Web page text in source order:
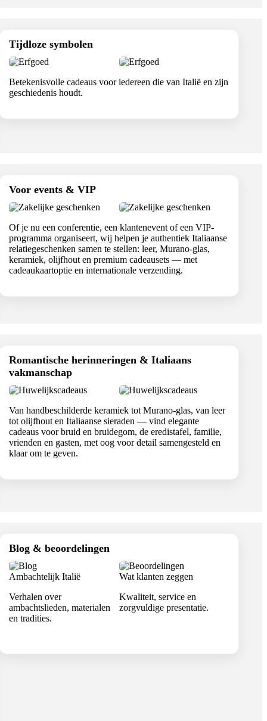
Tijdloze symbolen
Betekenisvolle cadeaus voor iedereen die van Italië en zijn
geschiedenis houdt.
Voor events & VIP
Of je nu een conferentie, een klantenevent of een VIP-
programma organiseert, wij helpen je authentiek Italiaanse
relatiegeschenken samen te stellen: leer, Murano-glas,
keramiek, olijfhout en premium cadeausets — met
cadeaukaartoptie en internationale verzending.
Romantische herinneringen & Italiaans
vakmanschap
Van handbeschilderde keramiek tot Murano-glas, van leer
tot olijfhout en Italiaanse sieraden — vind elegante
cadeaus voor bruid en bruidegom, de eredistafel, familie,
vrienden en gasten, met oog voor detail samengesteld en
klaar om te geven.
Blog & beoordelingen
Ambachtelijk Italië
Verhalen over
ambachtslieden, materialen
en tradities.
Wat klanten zeggen
Kwaliteit, service en
zorgvuldige presentatie.